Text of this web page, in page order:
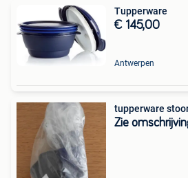
Tupperware
€ 145,00
Antwerpen
tupperware
Zie